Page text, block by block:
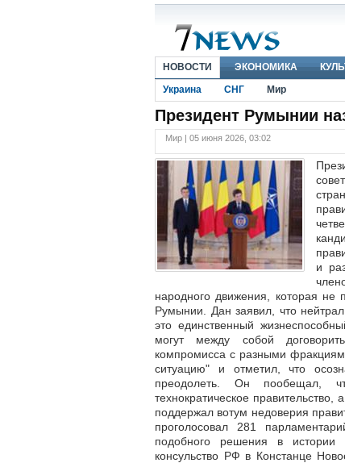
НОВОСТИ ЭКОНОМИКА
Украина
СНГ Мир
Президент Румынии
Мир | 05 июня 2026, 03:02
и
народного движения, которая не
Румынии. Дан заявил, что
это единственный
могут между собой
компромисса с разными
ситуацию" и отметил, что
преодолеть. Он пообещал,
технократическое
поддержал вотум недоверия
проголосовал 281
подобного решения в истории
консульство РФ в Констанце